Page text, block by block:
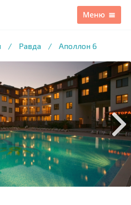
/ Равда / Аполлон 6